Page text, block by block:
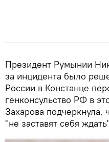
Президент Румынии
за инцидента было
России в Констанце
генконсульство РФ в
Захарова
"не заставят себя